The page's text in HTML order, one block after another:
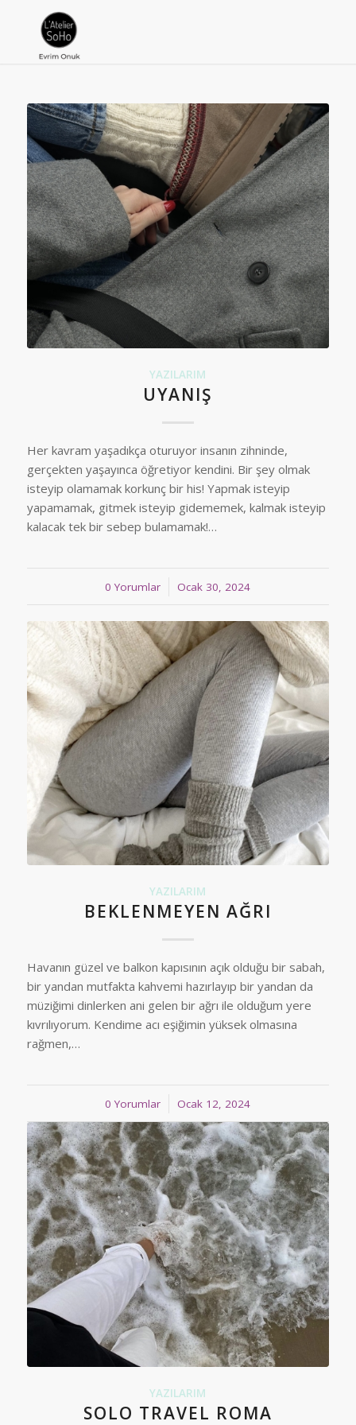
YAZILARIM
UYANIŞ
Her kavram yaşadıkça oturuyor insanın zihninde,
gerçekten yaşayınca öğretiyor kendini. Bir şey olmak
isteyip olamamak korkunç bir his! Yapmak isteyip
yapamamak, gitmek isteyip gidememek, kalmak isteyip
kalacak tek bir sebep bulamamak!…
0 Yorumlar
/ Ocak 30, 2024
YAZILARIM
BEKLENMEYEN AĞRI
Havanın güzel ve balkon kapısının açık olduğu bir sabah,
bir yandan mutfakta kahvemi hazırlayıp bir yandan da
müziğimi dinlerken ani gelen bir ağrı ile olduğum yere
kıvrılıyorum. Kendime acı eşiğimin yüksek olmasına
rağmen,…
0 Yorumlar
/ Ocak 12, 2024
YAZILARIM
SOLO TRAVEL ROMA